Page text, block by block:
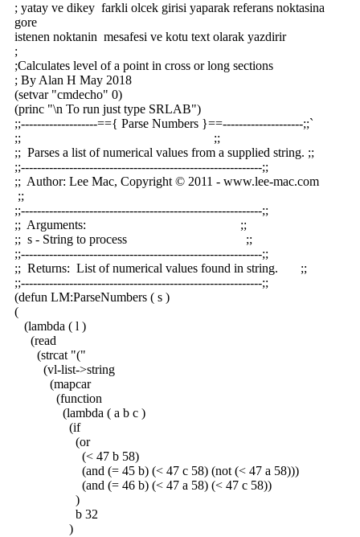
; yatay ve dikey farkli olcek girisi yaparak referans noktasina
gore
istenen noktanin mesafesi ve kotu text olarak yazdirir
;
;Calculates level of a point in cross or long sections
; By Alan H May 2018
(setvar "cmdecho" 0)
(princ "\n To run just type SRLAB")
;;-------------------=={ Parse Numbers }==--------------------;;`
;; ;;
;; Parses a list of numerical values from a supplied string. ;;
;;------------------------------------------------------------;;
;; Author: Lee Mac, Copyright © 2011 - www.lee-mac.com
;;
;;------------------------------------------------------------;;
;; Arguments: ;;
;; s - String to process ;;
;;------------------------------------------------------------;;
;; Returns: List of numerical values found in string. ;;
;;------------------------------------------------------------;;
(defun LM:ParseNumbers ( s )
(
(lambda ( l )
(read
(strcat "("
(vl-list->string
(mapcar
(function
(lambda ( a b c )
(if
(or
(< 47 b 58)
(and (= 45 b) (< 47 c 58) (not (< 47 a 58)))
(and (= 46 b) (< 47 a 58) (< 47 c 58))
)
b 32
)